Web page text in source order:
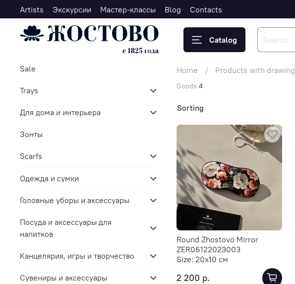
Artists Экскурсии Мастер-классы Blog Contacts
Catalog
Home Products with drawing
Goods 4
Sorting
Round Zhostovo Mirror
ZER06122023003
Size: 20х10 см
2 200 р.
Sale
Trays
Для дома и интерьера
Зонты
Scarfs
Одежда и сумки
Головные уборы и аксессуары
Посуда и аксессуары для
напитков
Канцелярия, игры и творчество
Сувениры и аксессуары